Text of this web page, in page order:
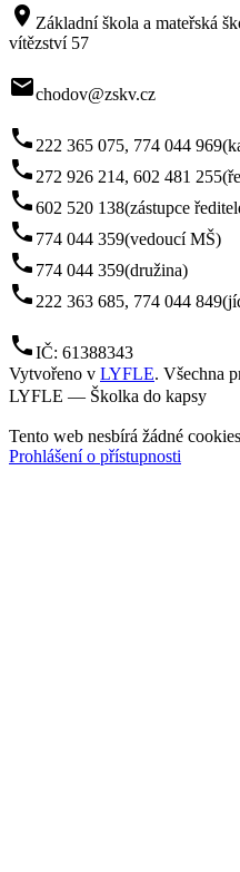
room Základní škola a mateřská
vítězství 57
mailchodov@zskv.cz
phone 222 365 075, 774 044 969
phone 272 926 214, 602 481 255
phone602 520 138(zástupce
phone 774 044 359(vedoucí MŠ)
phone 774 044 359(družina)
phone 222 363 685, 774 044 849
phoneIČ: 61388343
Vytvořeno v LYFLE. Všechna
LYFLE — Školka do kapsy
Tento web nesbírá žádné cookies
Prohlášení o přístupnosti